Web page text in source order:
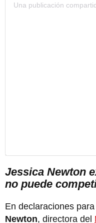
Jessica Newton
no puede
En declaraciones
Newton, directora del